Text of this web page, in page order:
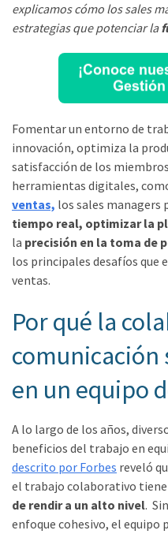
explicamos cómo los sales
estrategias que potenciar la
Fomentar un entorno de
innovación, optimiza la
satisfacción de los
herramientas digitales,
ventas, los sales managers
tiempo real, optimizar la
la precisión en la toma de
los principales desafíos que
ventas.
Por qué la
en un equipo
A lo largo de los años,
beneficios del trabajo en
descrito por Forbes reveló
el trabajo colaborativo
de rendir a un alto nivel.
enfoque cohesivo, el equipo